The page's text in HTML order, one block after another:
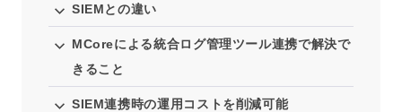
お問い合わせ
SIEMとの違い
MCoreによる統合ログ管理ツール連携で解決で
きること
SIEM連携時の運用コストを削減可能